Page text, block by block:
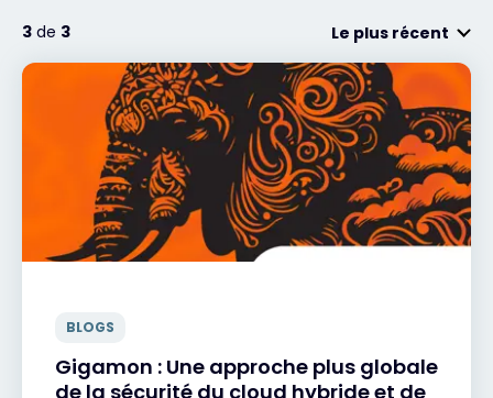
3 de 3 Le plus récent
BLOGS
Gigamon : Une approche plus globale
de la sécurité du cloud hybride et de